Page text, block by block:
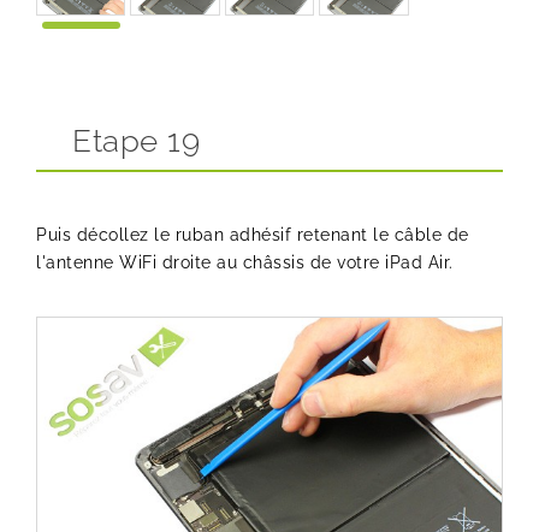
Etape 19
Puis décollez le ruban adhésif retenant le câble de
l'antenne WiFi droite au châssis de votre iPad Air.